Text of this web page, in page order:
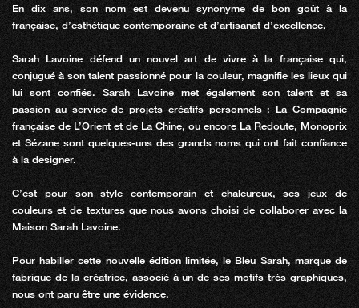
En dix ans, son nom est devenu synonyme de bon goût à la
française, d’esthétique contemporaine et d’artisanat d’excellence.
Sarah Lavoine défend un nouvel art de vivre à la française qui,
conjugué à son talent passionné pour la couleur, magnifie les lieux qui
lui sont confiés. Sarah Lavoine met également son talent et sa
passion au service de projets créatifs personnels : La Compagnie
française de L’Orient et de La Chine, ou encore La Redoute, Monoprix
et Sézane sont quelques-uns des grands noms qui ont fait confiance
à la designer.
C’est pour son style contemporain et chaleureux, ses jeux de
couleurs et de textures que nous avons choisi de collaborer avec la
Maison Sarah Lavoine.
Pour habiller cette nouvelle édition limitée, le Bleu Sarah, marque de
fabrique de la créatrice, associé à un de ses motifs très graphiques,
nous ont paru être une évidence.